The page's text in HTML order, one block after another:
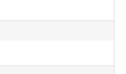
推奨、業務の分断（中抜け）勤
わず、積極的にコミュニケーシ
出が出来るワイガヤな職場で
案、保守・ファシリティマネジ